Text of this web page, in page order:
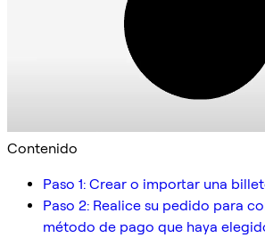
Contenido
Paso 1: Crear o importar una
Paso 2: Realice su pedido para
método de pago que haya